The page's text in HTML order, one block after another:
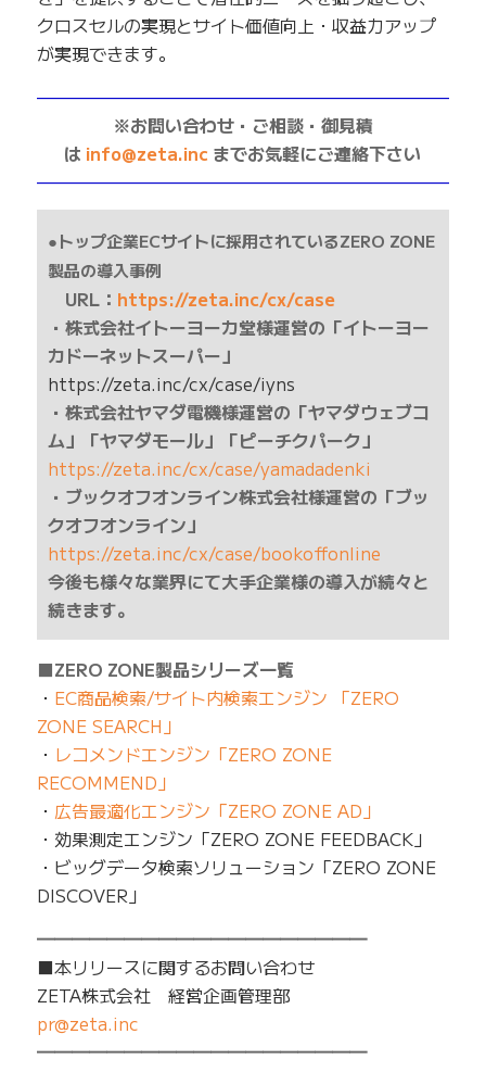
クロスセルの実現とサイト価値向上・収益力アップ
が実現できます。
※お問い合わせ・ご相談・御見積
は info@zeta.inc までお気軽にご連絡下さい
●トップ企業ECサイトに採用されているZERO ZONE
製品の導入事例
URL： https://zeta.inc/cx/case
・株式会社イトーヨーカ堂様運営の「イトーヨー
カドーネットスーパー」
https://zeta.inc/cx/case/iyns
・株式会社ヤマダ電機様運営の「ヤマダウェブコ
ム」「ヤマダモール」「ピーチクパーク」
https://zeta.inc/cx/case/yamadadenki
・ブックオフオンライン株式会社様運営の「ブッ
クオフオンライン」
https://zeta.inc/cx/case/bookoffonline
今後も様々な業界にて大手企業様の導入が続々と
続きます。
■ZERO ZONE製品シリーズ一覧
・ EC商品検索/サイト内検索エンジン 「ZERO
ZONE SEARCH」
・ レコメンドエンジン「ZERO ZONE
RECOMMEND」
・ 広告最適化エンジン「ZERO ZONE AD」
・効果測定エンジン「ZERO ZONE FEEDBACK」
・ビッグデータ検索ソリューション「ZERO ZONE
DISCOVER」
━━━━━━━━━━━━━━━━━━━
■本リリースに関するお問い合わせ
ZETA株式会社 経営企画管理部
pr@zeta.inc
━━━━━━━━━━━━━━━━━━━